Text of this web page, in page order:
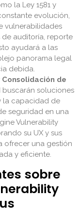
la Ley 1581 y
evolución,
vulnerabilidades
auditoría, reporte
ayudará a las
panorama legal
debida.
Consolidación de
buscarán soluciones
la capacidad de
seguridad en una
Vulnerability
su UX y sus
ofrecer una gestión
y eficiente.
sobre